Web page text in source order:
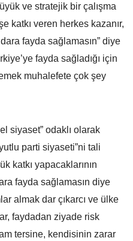
ve stratejik bir çalışma
katkı veren herkes kazanır,
fayda sağlamasın” diye
fayda sağladığı için
muhalefete çok şey
siyaset” odaklı olarak
parti siyaseti”ni tali
katkı yapacaklarının
fayda sağlamasın diye
almak dar çıkarcı ve ülke
faydadan ziyade risk
tersine, kendisinin zarar